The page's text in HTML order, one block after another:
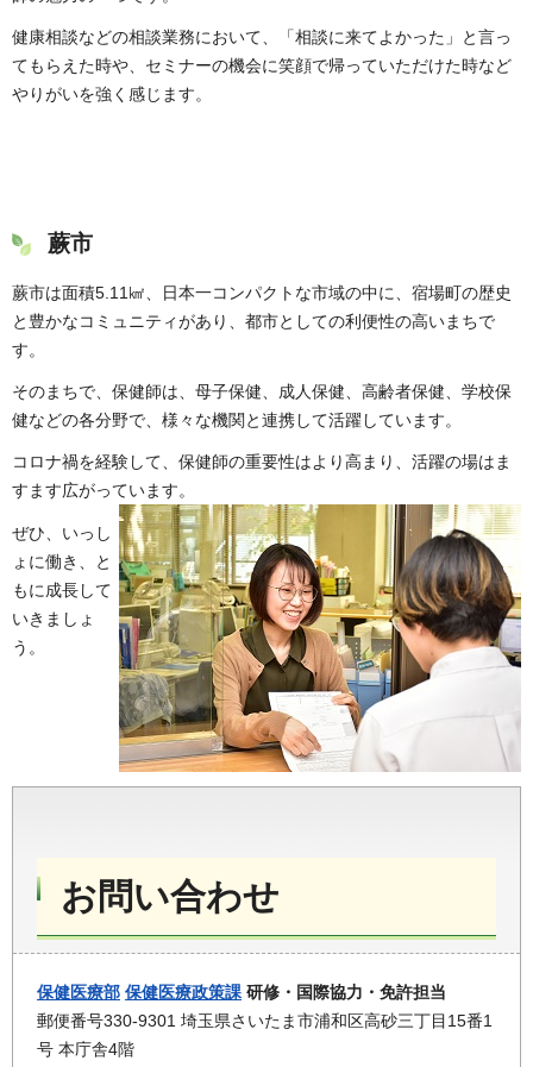
健康相談などの相談業務において、「相談に来てよかった」と言っ
てもらえた時や、セミナーの機会に笑顔で帰っていただけた時など
やりがいを強く感じます。
蕨市
蕨市は面積5.11㎢、日本一コンパクトな市域の中に、宿場町の歴史
と豊かなコミュニティがあり、都市としての利便性の高いまちで
す。
そのまちで、保健師は、母子保健、成人保健、高齢者保健、学校保
健などの各分野で、様々な機関と連携して活躍しています。
コロナ禍を経験して、保健師の重要性はより高まり、活躍の場はま
すます広がっています。
ぜひ、いっし
ょに働き、と
もに成長して
いきましょ
う。
お問い合わせ
保健医療部 保健医療政策課 研修・国際協力・免許担当
郵便番号330-9301 埼玉県さいたま市浦和区高砂三丁目15番1
号 本庁舎4階